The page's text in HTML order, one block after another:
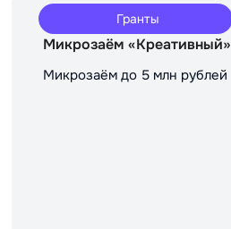
Гранты
Микрозаём «Креативный»
Микрозаём до 5 млн рублей